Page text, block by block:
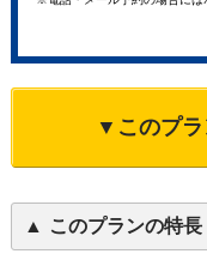
▼このプラ
このプランの特長